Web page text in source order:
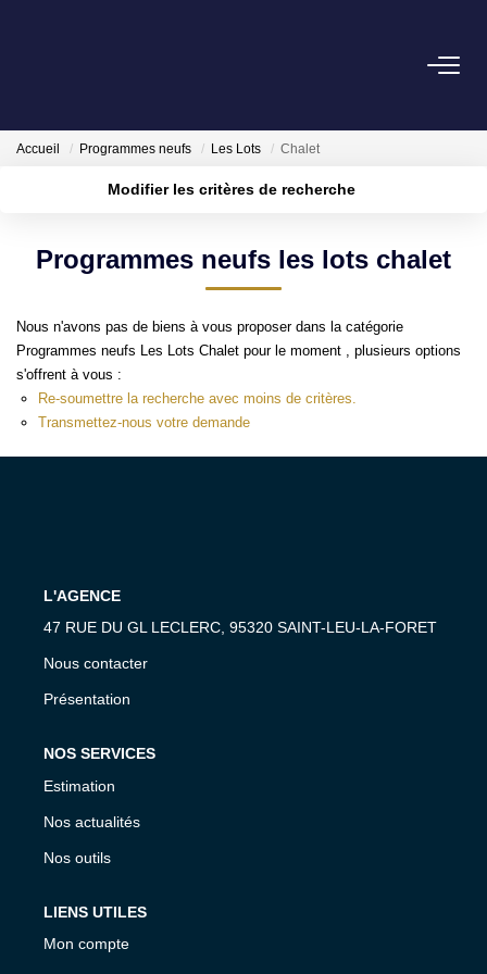
Biens Loués
ESTIMATION
NOTRE AGENCE
NOUS CONTACTER
Accueil Programmes neufs Les Lots Chalet
Modifier les critères de recherche
Programmes neufs les lots chalet
Nous n'avons pas de biens à vous proposer dans la catégorie
Programmes neufs Les Lots Chalet pour le moment , plusieurs options
s'offrent à vous :
Re-soumettre la recherche avec moins de critères.
Transmettez-nous votre demande
L'AGENCE
47 RUE DU GL LECLERC, 95320 SAINT-LEU-LA-FORET
Nous contacter
Présentation
NOS SERVICES
Estimation
Nos actualités
Nos outils
LIENS UTILES
Mon compte